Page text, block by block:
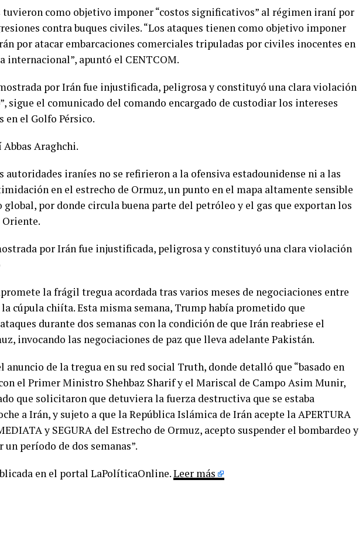
tuvieron como objetivo imponer “costos significativos” al régimen iraní por
contra buques civiles. “Los ataques tienen como objetivo imponer
por atacar embarcaciones comerciales tripuladas por civiles inocentes en
internacional”, apuntó el CENTCOM.
por Irán fue injustificada, peligrosa y constituyó una clara violación
sigue el comunicado del comando encargado de custodiar los intereses
en el Golfo Pérsico.
Araghchi.
autoridades iraníes no se refirieron a la ofensiva estadounidense ni a las
en el estrecho de Ormuz, un punto en el mapa altamente sensible
global, por donde circula buena parte del petróleo y el gas que exportan los
Oriente.
por Irán fue injustificada, peligrosa y constituyó una clara violación
la frágil tregua acordada tras varios meses de negociaciones entre
la cúpula chiíta. Esta misma semana, Trump había prometido que
durante dos semanas con la condición de que Irán reabriese el
invocando las negociaciones de paz que lleva adelante Pakistán.
anuncio de la tregua en su red social Truth, donde detalló que “basado en
el Primer Ministro Shehbaz Sharif y el Mariscal de Campo Asim Munir,
que solicitaron que detuviera la fuerza destructiva que se estaba
a Irán, y sujeto a que la República Islámica de Irán acepte la APERTURA
y SEGURA del Estrecho de Ormuz, acepto suspender el bombardeo y
un período de dos semanas”.
en el portal LaPolíticaOnline.Leer más